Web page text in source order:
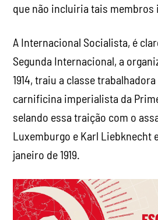
que não incluiria tais membros
A Internacional Socialista, é
Segunda Internacional, a
1914, traiu a classe
carnificina imperialista da
selando essa traição com o
Luxemburgo e Karl Liebknecht
janeiro de 1919.